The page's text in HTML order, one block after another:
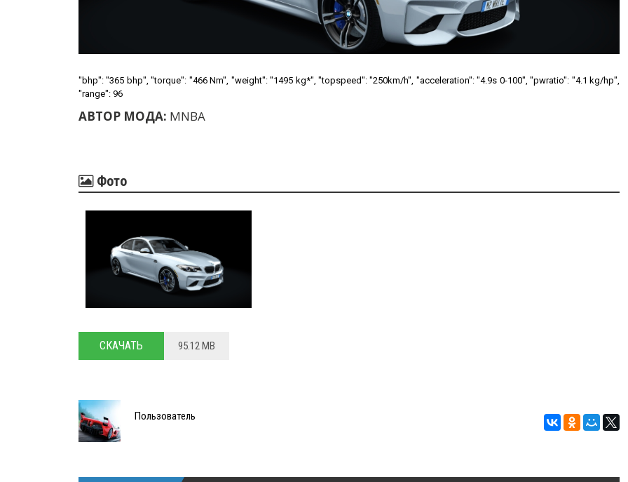
"bhp": "365 bhp", "torque": "466 Nm", "weight": "1495 kg*", "topspeed": "250km/h", "acceleration": "4.9s 0-100", "pwratio": "4.1 kg/hp",
"range": 96
АВТОР МОДА: MNBA
Фото
СКАЧАТЬ 95.12 MB
Пользователь